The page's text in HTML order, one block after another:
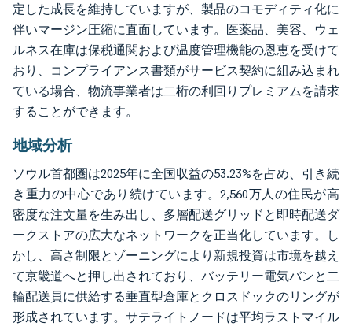
定した成長を維持していますが、製品のコモディティ化に
伴いマージン圧縮に直面しています。医薬品、美容、ウェ
ルネス在庫は保税通関および温度管理機能の恩恵を受けて
おり、コンプライアンス書類がサービス契約に組み込まれ
ている場合、物流事業者は二桁の利回りプレミアムを請求
することができます。
地域分析
ソウル首都圏は2025年に全国収益の53.23%を占め、引き続
き重力の中心であり続けています。2,560万人の住民が高
密度な注文量を生み出し、多層配送グリッドと即時配送ダ
ークストアの広大なネットワークを正当化しています。し
かし、高さ制限とゾーニングにより新規投資は市境を越え
て京畿道へと押し出されており、バッテリー電気バンと二
輪配送員に供給する垂直型倉庫とクロスドックのリングが
形成されています。サテライトノードは平均ラストマイル